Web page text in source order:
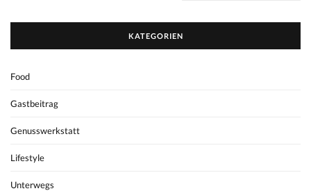
KATEGORIEN
Food
Gastbeitrag
Genusswerkstatt
Lifestyle
Unterwegs